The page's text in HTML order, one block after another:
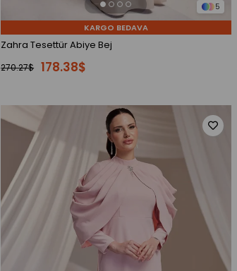
5
KARGO BEDAVA
Zahra Tesettür Abiye Bej
178.38$
270.27$